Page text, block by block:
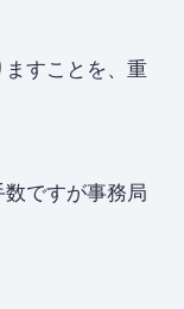
すことを、重
ですが事務局